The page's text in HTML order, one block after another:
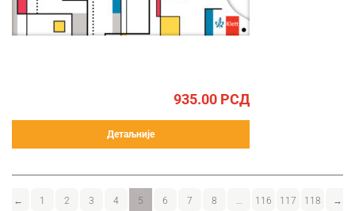
935.00 РСД
Детаљније
← 1 2 3 4 5 6 7 8 116 117 118 →